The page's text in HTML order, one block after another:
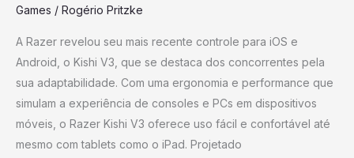
Games / Rogério Pritzke
A Razer revelou seu mais recente controle para iOS e
Android, o Kishi V3, que se destaca dos concorrentes pela
sua adaptabilidade. Com uma ergonomia e performance que
simulam a experiência de consoles e PCs em dispositivos
móveis, o Razer Kishi V3 oferece uso fácil e confortável até
mesmo com tablets como o iPad. Projetado
iPad